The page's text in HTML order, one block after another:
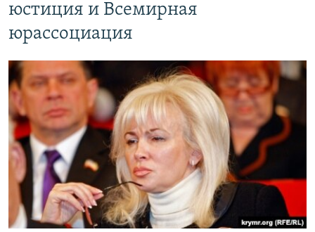
юстиция и Всемирная
юрассоциация